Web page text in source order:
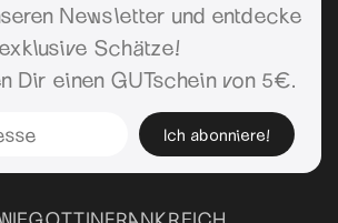
Newsletter und entdecke
exklusive Schätze!
Dir einen GUTschein von 5€.
Ich abonniere!